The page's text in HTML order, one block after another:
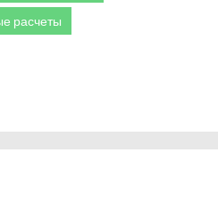
расчеты